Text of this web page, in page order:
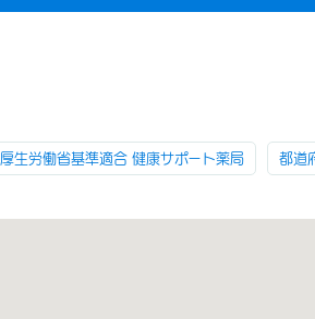
厚生労働省基準適合 健康サポート薬局 都道